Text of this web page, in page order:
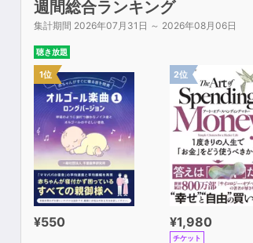
週間総合ランキング
集計期間 2026年07月31日 ～ 2026年08月06日
聴き放題
1位
¥550
2位
¥1,980
チケット